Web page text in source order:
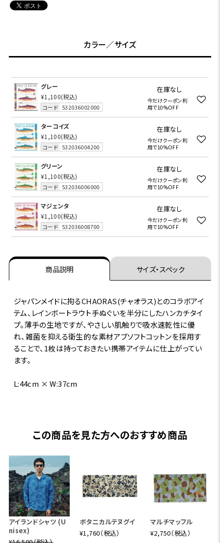
カラー／サイズ
グレー
¥1,100(税込)
コード 532036002000
在庫なし
今だけクーポン利
用で10%OFF
ターコイズ
¥1,100(税込)
コード 532036004200
在庫なし
今だけクーポン利
用で10%OFF
グリーン
¥1,100(税込)
コード 532036006000
在庫なし
今だけクーポン利
用で10%OFF
マジェンタ
¥1,100(税込)
コード 532036008700
在庫なし
今だけクーポン利
用で10%OFF
商品説明 サイズ・スペック
ジャパンメイドに拘るCHAORAS(チャオラス)とのコラボアイ
テム、レインボートラウト手ぬぐいを半分にしたハンカチタイ
プ。薄手の生地ですが、やさしい肌触りで吸水速乾性に優
れ、雑菌を抑える衛生的な素材アブソフトコットンを採用す
ることで、1枚は持っておきたい携帯アイテムに仕上がってい
ます。
L:44cm × W:37cm
この商品を見た方へのおすすめ商品
アイランドシャツ (U
nisex)
ボタニカルテヌグイ
¥1,760（税込）
マルチマッフル
¥2,750（税込）